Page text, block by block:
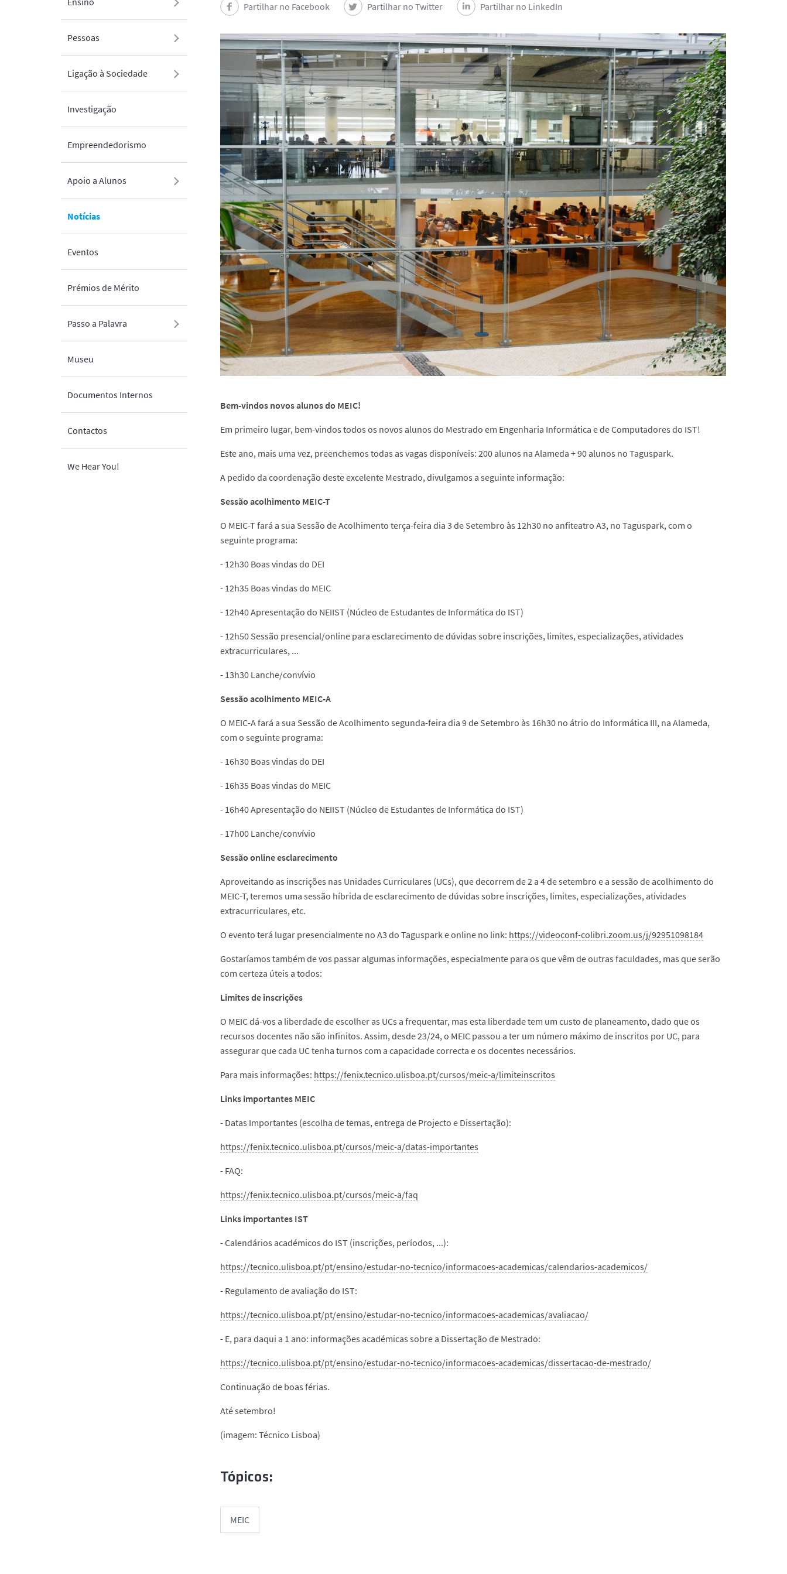
Pessoas
Ligação à Sociedade
Investigação
Empreendedorismo
Apoio a Alunos
Notícias
Eventos
Prémios de Mérito
Passo a Palavra
Museu
Documentos Internos
Contactos
We Hear You!
Partilhar no Facebook Partilhar no Twitter Partilhar no LinkedIn
Bem-vindos novos alunos do MEIC!
Em primeiro lugar, bem-vindos todos os novos alunos do Mestrado em Engenharia Informática e de Computadores do IST!
Este ano, mais uma vez, preenchemos todas as vagas disponíveis: 200 alunos na Alameda + 90 alunos no Taguspark.
A pedido da coordenação deste excelente Mestrado, divulgamos a seguinte informação:
Sessão acolhimento MEIC-T
O MEIC-T fará a sua Sessão de Acolhimento terça-feira dia 3 de Setembro às 12h30 no anfiteatro A3, no Taguspark, com o
seguinte programa:
- 12h30 Boas vindas do DEI
- 12h35 Boas vindas do MEIC
- 12h40 Apresentação do NEIIST (Núcleo de Estudantes de Informática do IST)
- 12h50 Sessão presencial/online para esclarecimento de dúvidas sobre inscrições, limites, especializações, atividades
extracurriculares, ...
- 13h30 Lanche/convívio
Sessão acolhimento MEIC-A
O MEIC-A fará a sua Sessão de Acolhimento segunda-feira dia 9 de Setembro às 16h30 no átrio do Informática III, na Alameda,
com o seguinte programa:
- 16h30 Boas vindas do DEI
- 16h35 Boas vindas do MEIC
- 16h40 Apresentação do NEIIST (Núcleo de Estudantes de Informática do IST)
- 17h00 Lanche/convívio
Sessão online esclarecimento
Aproveitando as inscrições nas Unidades Curriculares (UCs), que decorrem de 2 a 4 de setembro e a sessão de acolhimento do
MEIC-T, teremos uma sessão híbrida de esclarecimento de dúvidas sobre inscrições, limites, especializações, atividades
extracurriculares, etc.
O evento terá lugar presencialmente no A3 do Taguspark e online no link: https://videoconf-colibri.zoom.us/j/92951098184
Gostaríamos também de vos passar algumas informações, especialmente para os que vêm de outras faculdades, mas que serão
com certeza úteis a todos:
Limites de inscrições
O MEIC dá-vos a liberdade de escolher as UCs a frequentar, mas esta liberdade tem um custo de planeamento, dado que os
recursos docentes não são infinitos. Assim, desde 23/24, o MEIC passou a ter um número máximo de inscritos por UC, para
assegurar que cada UC tenha turnos com a capacidade correcta e os docentes necessários.
Para mais informações: https://fenix.tecnico.ulisboa.pt/cursos/meic-a/limiteinscritos
Links importantes MEIC
- Datas Importantes (escolha de temas, entrega de Projecto e Dissertação):
https://fenix.tecnico.ulisboa.pt/cursos/meic-a/datas-importantes
- FAQ:
https://fenix.tecnico.ulisboa.pt/cursos/meic-a/faq
Links importantes IST
- Calendários académicos do IST (inscrições, períodos, ...):
https://tecnico.ulisboa.pt/pt/ensino/estudar-no-tecnico/informacoes-academicas/calendarios-academicos/
- Regulamento de avaliação do IST:
https://tecnico.ulisboa.pt/pt/ensino/estudar-no-tecnico/informacoes-academicas/avaliacao/
- E, para daqui a 1 ano: informações académicas sobre a Dissertação de Mestrado:
https://tecnico.ulisboa.pt/pt/ensino/estudar-no-tecnico/informacoes-academicas/dissertacao-de-mestrado/
Continuação de boas férias.
Até setembro!
(imagem: Técnico Lisboa)
Tópicos:
MEIC